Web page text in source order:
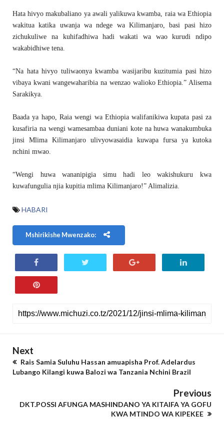
Hata hivyo makubaliano ya awali yalikuwa kwamba, raia wa Ethiopia
wakitua katika uwanja wa ndege wa Kilimanjaro, basi pasi hizo
zichukuliwe na kuhifadhiwa hadi wakati wa wao kurudi ndipo
wakabidhiwe tena.
“Na hata hivyo tuliwaonya kwamba wasijaribu kuzitumia pasi hizo
vibaya kwani wangewaharibia na wenzao walioko Ethiopia.” Alisema
Sarakikya.
Baada ya hapo, Raia wengi wa Ethiopia walifanikiwa kupata pasi za
kusafiria na wengi wamesambaa duniani kote na huwa wanakumbuka
jinsi Mlima Kilimanjaro ulivyowasaidia kuwapa fursa ya kutoka
nchini mwao.
“Wengi huwa wananipigia simu hadi leo wakishukuru kwa
kuwafungulia njia kupitia mlima Kilimanjaro!” Alimalizia.
HABARI
Mshirikishe Mwenzako:
Next
Rais Samia Suluhu Hassan amuapisha Prof. Adelardus
Lubango Kilangi kuwa Balozi wa Tanzania Nchini Brazil
Previous
DKT.POSSI AFUNGA MASHINDANO YA KITAIFA YA GOFU
KWA MTINDO WA KIPEKEE